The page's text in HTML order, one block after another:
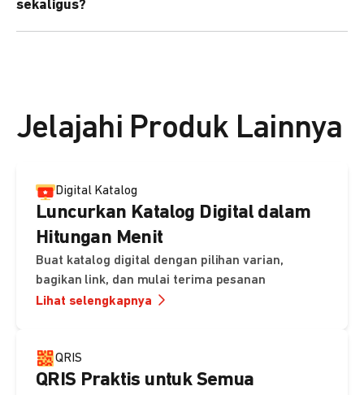
kebutuhan Anda.
sekaligus?
Jelajahi Produk Lainnya
Digital Katalog
Luncurkan Katalog Digital dalam
Hitungan Menit
Buat katalog digital dengan pilihan varian,
bagikan link, dan mulai terima pesanan
Lihat selengkapnya
QRIS
QRIS Praktis untuk Semua